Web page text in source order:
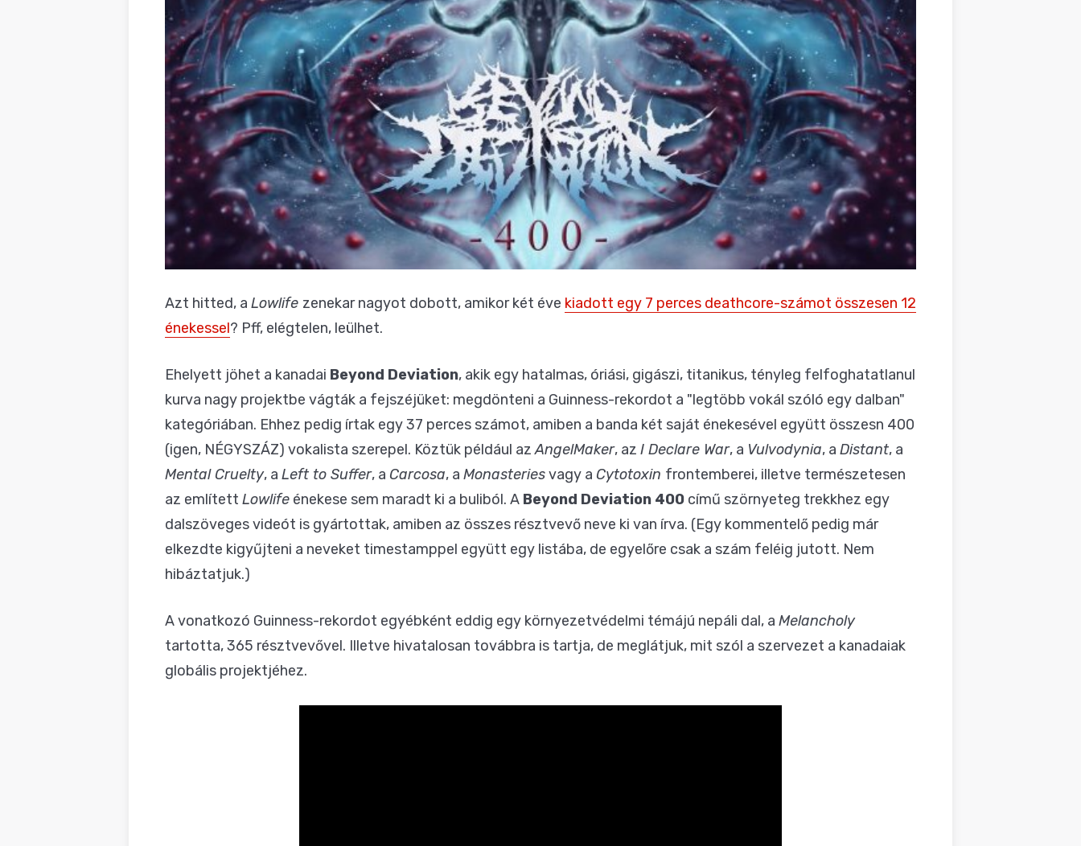
Azt hitted, a Lowlife zenekar nagyot dobott, amikor két éve kiadott egy 7 perces deathcore-számot összesen 12
énekessel? Pff, elégtelen, leülhet.
Ehelyett jöhet a kanadai Beyond Deviation, akik egy hatalmas, óriási, gigászi, titanikus, tényleg felfoghatatlanul
kurva nagy projektbe vágták a fejszéjüket: megdönteni a Guinness-rekordot a "legtöbb vokál szóló egy dalban"
kategóriában. Ehhez pedig írtak egy 37 perces számot, amiben a banda két saját énekesével együtt összesn 400
(igen, NÉGYSZÁZ) vokalista szerepel. Köztük például azAngelMaker, az I Declare War, a Vulvodynia, a Distant, a
Mental Cruelty, a Left to Suffer, a Carcosa, a Monasteriesvagy a Cytotoxin frontemberei, illetve természetesen
az említett Lowlife énekese sem maradt ki a buliból. A Beyond Deviation 400 című szörnyeteg trekkhez egy
dalszöveges videót is gyártottak, amiben az összes résztvevő neve ki van írva. (Egy kommentelő pedig már
elkezdte kigyűjteni a neveket timestamppel együtt egy listába, de egyelőre csak a szám feléig jutott. Nem
hibáztatjuk.)
A vonatkozó Guinness-rekordot egyébként eddig egy környezetvédelmi témájú nepáli dal, a Melancholy
tartotta, 365 résztvevővel. Illetve hivatalosan továbbra is tartja, de meglátjuk, mit szól a szervezet a kanadaiak
globális projektjéhez.